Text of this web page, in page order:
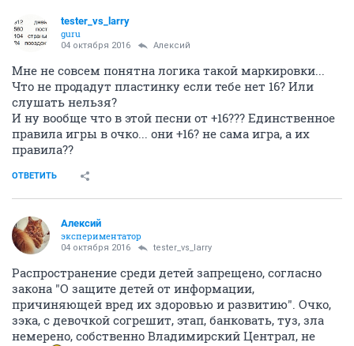
tester_vs_larry
guru
04 октября 2016 Алексий
Мне не совсем понятна логика такой маркировки...
Что не продадут пластинку если тебе нет 16? Или
слушать нельзя?
И ну вообще что в этой песни от +16??? Единственное
правила игры в очко... они +16? не сама игра, а их
правила??
ОТВЕТИТЬ
Алексий
экспериментатор
04 октября 2016 tester_vs_larry
Распространение среди детей запрещено, согласно
закона "О защите детей от информации,
причиняющей вред их здоровью и развитию". Очко,
зэка, с девочкой согрешит, этап, банковать, туз, зла
немерено, собственно Владимирский Централ, не